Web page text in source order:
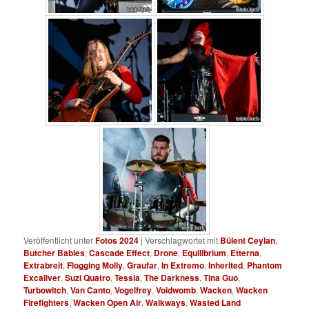
Veröffentlicht unterFotos 2024 |Verschlagwortet mit Bülent Ceylan,
Butcher Babies,Cascade Effect, Drone, Equilibrium, Etterna,
Extrabreit,Flogging Molly,Graufar,In Extremo,Inherited, Phantom
Excaliver,Suzi Quatro,Tessia,The Darkness,Tina Guo,
Turbowitch,Van Canto,Vogelfrey,Voidwomb,Wacken,Wacken
Firefighters,Wacken Open Air,Walkways,Wasted Land